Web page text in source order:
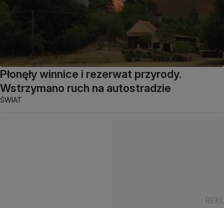
Płonęły winnice i rezerwat przyrody.
Wstrzymano ruch na autostradzie
ŚWIAT